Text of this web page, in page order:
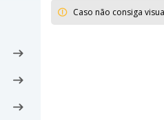
Caso não consiga